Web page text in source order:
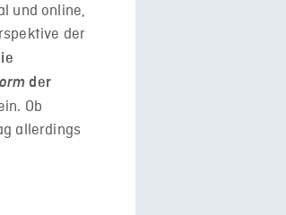
und online,
der
der
Ob
allerdings